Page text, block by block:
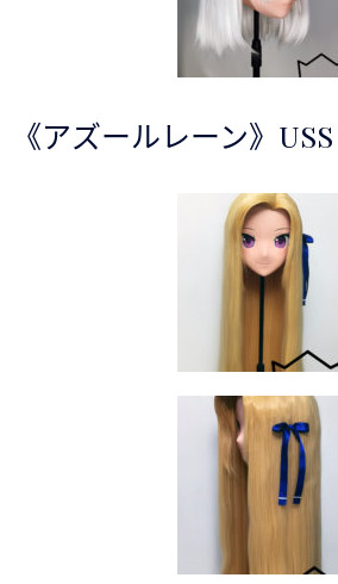
《アズールレーン》